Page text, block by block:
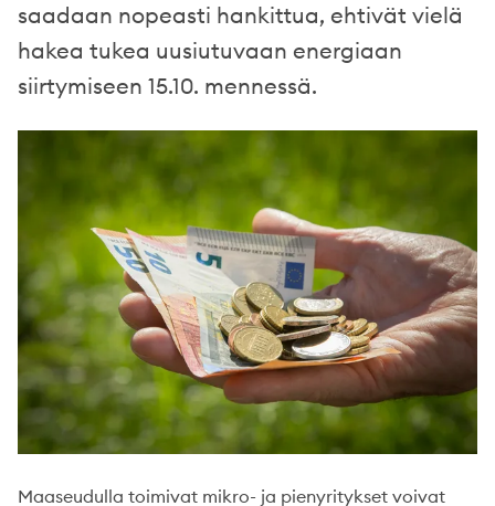
saadaan nopeasti hankittua, ehtivät vielä
hakea tukea uusiutuvaan energiaan
siirtymiseen 15.10. mennessä.
Maaseudulla toimivat mikro- ja pienyritykset voivat